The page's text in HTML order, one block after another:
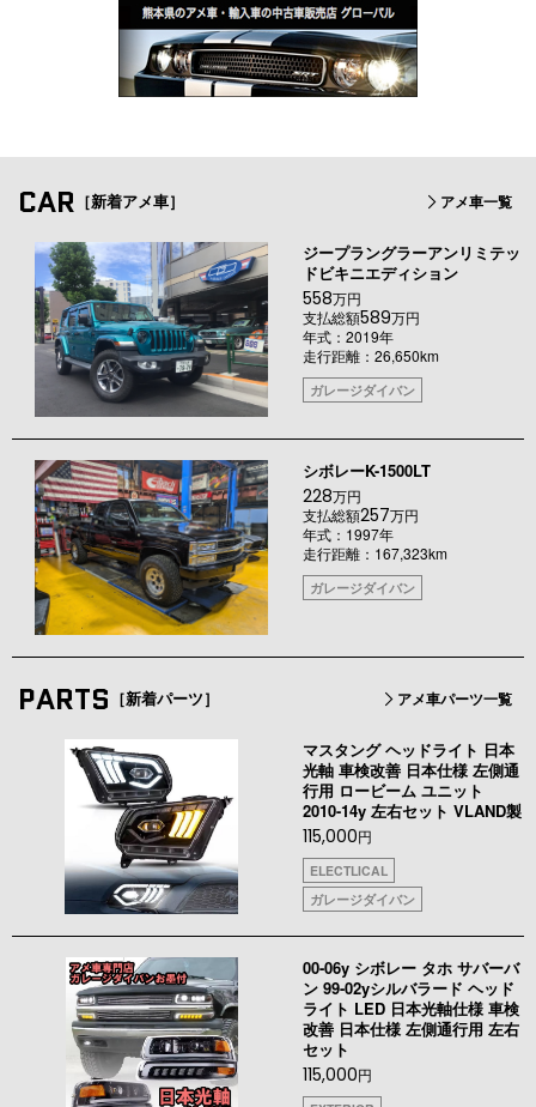
CAR ［新着アメ車］ アメ車一覧
ジープラングラーアンリミテッ
ドビキニエディション
558万円
支払総額589万円
年式：2019年
走行距離：26,650km
ガレージダイバン
シボレーK-1500LT
228万円
支払総額257万円
年式：1997年
走行距離：167,323km
ガレージダイバン
PARTS ［新着パーツ］ アメ車パーツ一覧
マスタング ヘッドライト 日本
光軸 車検改善 日本仕様 左側通
行用 ロービーム ユニット
2010-14y 左右セット VLAND製
115,000円
ELECTLICAL
ガレージダイバン
00-06y シボレー タホ サバーバ
ン 99-02yシルバラード ヘッド
ライト LED 日本光軸仕様 車検
改善 日本仕様 左側通行用 左右
セット
115,000円